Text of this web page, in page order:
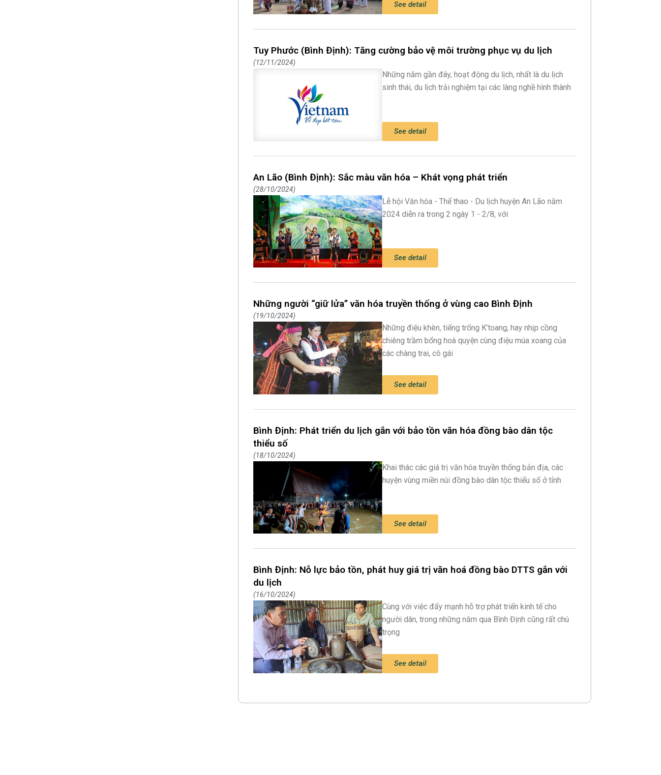
See detail
Tuy Phước (Bình Định): Tăng cường bảo vệ môi trường phục vụ du lịch
12/11/2024
Những năm gần đây, hoạt động du lịch, nhất là du lịch
sinh thái, du lịch trải nghiệm tại các làng nghề hình thành
See detail
An Lão (Bình Định): Sắc màu văn hóa – Khát vọng phát triển
28/10/2024
Lễ hội Văn hóa - Thể thao - Du lịch huyện An Lão năm
2024 diễn ra trong 2 ngày 1 - 2/8, với
See detail
Những người “giữ lửa” văn hóa truyền thống ở vùng cao Bình Định
19/10/2024
Những điệu khèn, tiếng trống K’toang, hay nhịp cồng
chiêng trầm bổng hoà quyện cùng điệu múa xoang của
các chàng trai, cô gái
See detail
Bình Định: Phát triển du lịch gắn với bảo tồn văn hóa đồng bào dân tộc
thiểu số
18/10/2024
Khai thác các giá trị văn hóa truyền thống bản địa, các
huyện vùng miền núi đồng bào dân tộc thiểu số ở tỉnh
See detail
Bình Định: Nỗ lực bảo tồn, phát huy giá trị văn hoá đồng bào DTTS gắn với
du lịch
16/10/2024
Cùng với việc đẩy mạnh hỗ trợ phát triển kinh tế cho
người dân, trong những năm qua Bình Định cũng rất chú
trọng
See detail